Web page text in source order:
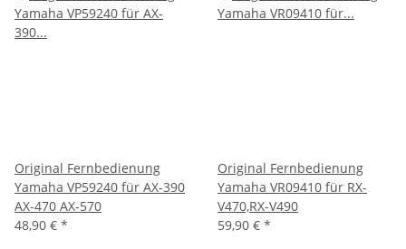
Original Fernbedienung
Yamaha VP59240 für AX-390
AX-470 AX-570
48,90 € *
Original Fernbedienung
Yamaha VR09410 für RX-
V470,RX-V490
59,90 € *